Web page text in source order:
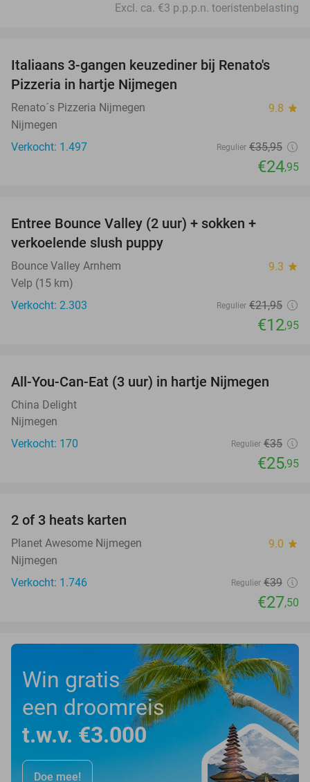
Excl. ca. €3 p.p.p.n. toeristenbelasting
31%
Italiaans 3-gangen keuzediner bij Renato's
Pizzeria in hartje Nijmegen
Renato´s Pizzeria Nijmegen 9.8 star
Nijmegen
Verkocht: 1.497
Regulier €35,95
€24,95
Entree Bounce Valley (2 uur) + sokken +
verkoelende slush puppy
Bounce Valley Arnhem 9.3 star
Velp (15 km)
Verkocht: 2.303
Regulier €21,95
€12,95
26%
All-You-Can-Eat (3 uur) in hartje Nijmegen
China Delight
Nijmegen
Verkocht: 170
Regulier €35
€25,95
2 of 3 heats karten
Planet Awesome Nijmegen 9.0 star
Nijmegen
Verkocht: 1.746
Regulier €39
€27,50
Win gratis
een droomreis
t.w.v. €3.000
Doe mee!